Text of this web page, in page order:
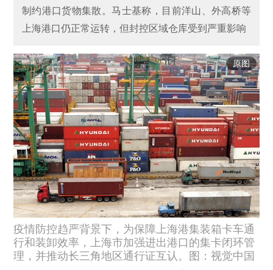
制约港口货物集散。马士基称，目前洋山、外高桥等
上海港口仍正常运转，但封控区域仓库受到严重影响
原图
疫情防控趋严背景下，为保障上海港集装箱卡车通
行和装卸效率，上海市加强进出港口的集卡闭环管
理，并推动长三角地区通行证互认。图：视觉中国